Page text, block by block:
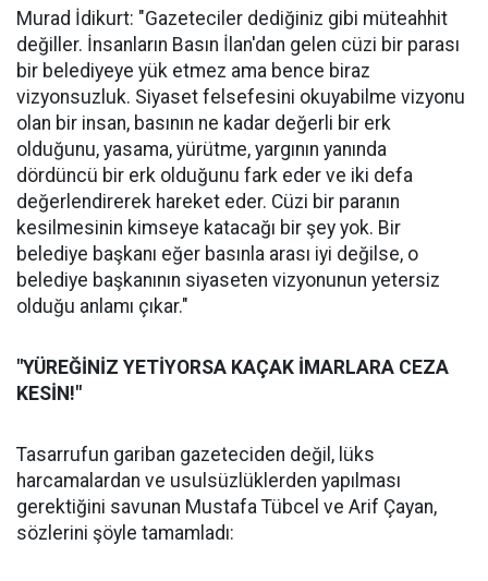
Murad İdikurt: "Gazeteciler dediğiniz gibi müteahhit
değiller. İnsanların Basın İlan'dan gelen cüzi bir parası
bir belediyeye yük etmez ama bence biraz
vizyonsuzluk. Siyaset felsefesini okuyabilme vizyonu
olan bir insan, basının ne kadar değerli bir erk
olduğunu, yasama, yürütme, yargının yanında
dördüncü bir erk olduğunu fark eder ve iki defa
değerlendirerek hareket eder. Cüzi bir paranın
kesilmesinin kimseye katacağı bir şey yok. Bir
belediye başkanı eğer basınla arası iyi değilse, o
belediye başkanının siyaseten vizyonunun yetersiz
olduğu anlamı çıkar."
"YÜREĞİNİZ YETİYORSA KAÇAK İMARLARA CEZA
KESİN!"
Tasarrufun gariban gazeteciden değil, lüks
harcamalardan ve usulsüzlüklerden yapılması
gerektiğini savunan Mustafa Tübcel ve Arif Çayan,
sözlerini şöyle tamamladı: